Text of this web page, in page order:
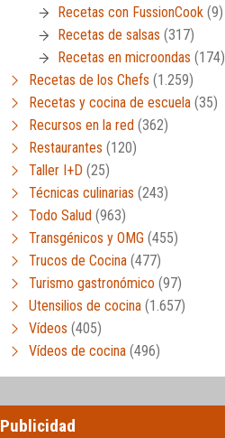
Recetas con FussionCook (9)
Recetas de salsas (317)
Recetas en microondas (174)
Recetas de los Chefs (1.259)
Recetas y cocina de escuela (35)
Recursos en la red (362)
Restaurantes (120)
Taller I+D (25)
Técnicas culinarias (243)
Todo Salud (963)
Transgénicos y OMG (455)
Trucos de Cocina (477)
Turismo gastronómico (97)
Utensilios de cocina (1.657)
Vídeos (405)
Vídeos de cocina (496)
Publicidad